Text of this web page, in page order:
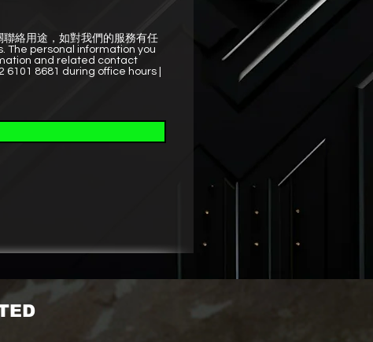
絡用途，如對我們的服務有任
The personal information you
and related contact
8681 during office hours |